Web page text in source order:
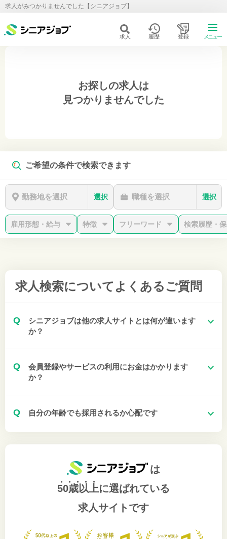
求人がみつかりませんでした【シニアジョブ】
求人 履歴 登録 メニュー
お探しの求人は
見つかりませんでした
ご希望の条件で検索できます
勤務地を選択 選択 職種を選択 選択
雇用形態・給与 特徴 フリーワード 検索履歴・
求人検索について よくあるご質問
Q
シニアジョブは他の求人サイトとは何が違います
か？
Q
会員登録やサービスの利用にお金はかかります
か？
Q 自分の年齢でも採用されるか心配です
は
50歳以上に選ばれている
求人サイトです